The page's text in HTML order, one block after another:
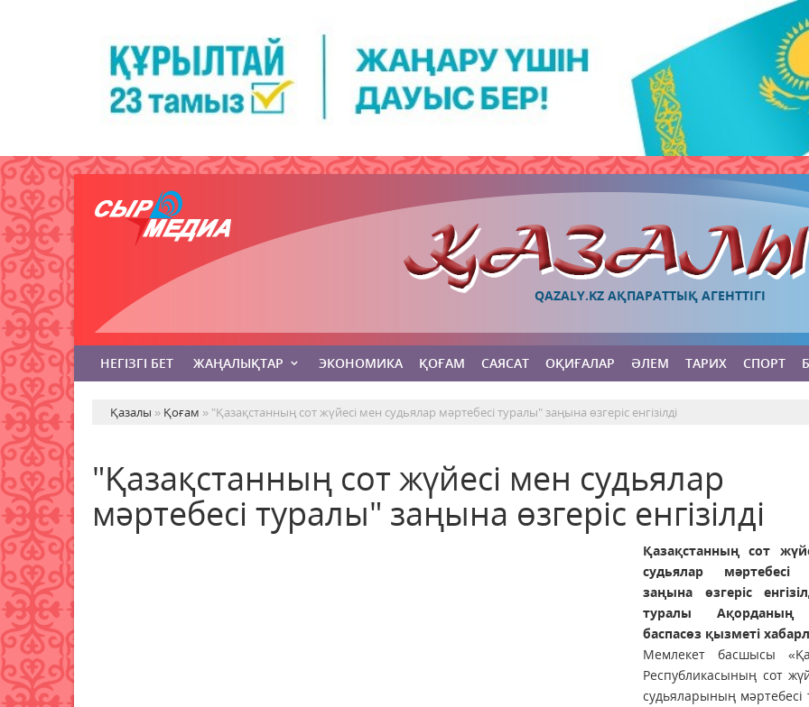
QAZALY.KZ АҚПАРАТТЫҚ АГЕНТТІГІ
НЕГІЗГІ БЕТ ЖАҢАЛЫҚТАР ЭКОНОМИКА ҚОҒАМ САЯСАТ ОҚИҒАЛАР ӘЛЕМ ТАРИХ СПОРТ
Қазалы » Қоғам » "Қазақстанның сот жүйесі мен судьялар мәртебесі туралы" заңына өзгеріс енгізілді
"Қазақстанның сот жүйесі мен судьялар
мәртебесі туралы" заңына өзгеріс енгізілді
Қазақстанның сот
судьялар мәртебесі
заңына өзгеріс
туралы Ақорданың
баспасөз қызметі
Мемлекет басшысы
Республикасының сот
судьяларының мәртебесі